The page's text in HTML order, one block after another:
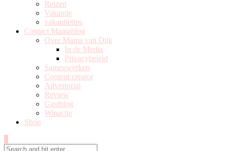
Reizen
Vakantie
vakantietips
Contact Mamablog
Over Mama van Dijk
In de Media
Privacybeleid
Samenwerken
Content creator
Advertorial
Review
Gastblog
Winactie
Shop